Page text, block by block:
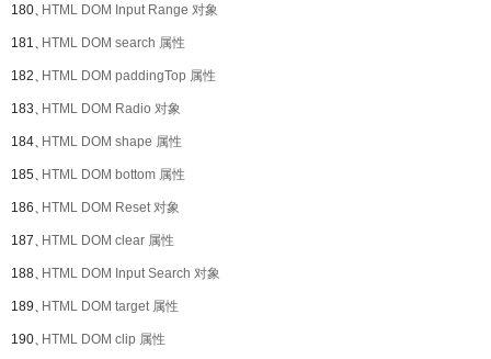
180、HTML DOM Input Range 对象
181、HTML DOM search 属性
182、HTML DOM paddingTop 属性
183、HTML DOM Radio 对象
184、HTML DOM shape 属性
185、HTML DOM bottom 属性
186、HTML DOM Reset 对象
187、HTML DOM clear 属性
188、HTML DOM Input Search 对象
189、HTML DOM target 属性
190、HTML DOM clip 属性